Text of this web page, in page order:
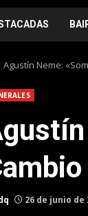
Agustín Neme:
26 de junio de